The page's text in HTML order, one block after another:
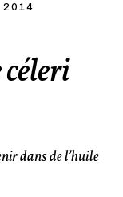
2014
céleri
dans de l’huile